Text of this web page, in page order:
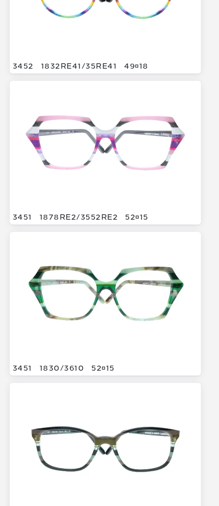
3452 1832RE41/35RE41 4918
3451 1878RE2/3552RE2 5215
3451 1830/3610 5215